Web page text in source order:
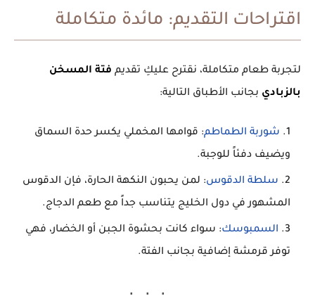
اقتراحات التقديم: مائدة متكاملة
لتجربة طعام متكاملة، نقترح عليكِ تقديم فتة المسخن
بالزبادي بجانب الأطباق التالية:
شوربة الطماطم: قوامها المخملي يكسر حدة السماق
ويضيف دفئاً للوجبة.
سلطة الدقوس: لمن يحبون النكهة الحارة، فإن الدقوس
المشهور في دول الخليج يتناسب جداً مع طعم الدجاج.
السمبوسك: سواء كانت بحشوة الجبن أو الخضار، فهي
توفر قرمشة إضافية بجانب الفتة.